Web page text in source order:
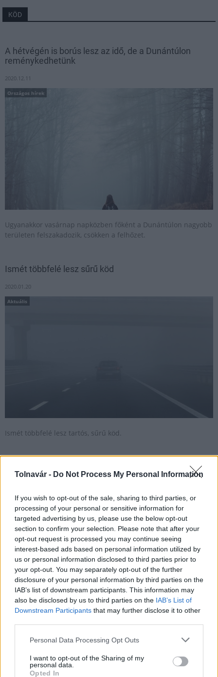
Tolnavár - Do Not Process My Personal Information
If you wish to opt-out of the sale, sharing to third parties, or
processing of your personal or sensitive information for
targeted advertising by us, please use the below opt-out
section to confirm your selection. Please note that after your
opt-out request is processed you may continue seeing
interest-based ads based on personal information utilized by
us or personal information disclosed to third parties prior to
your opt-out. You may separately opt-out of the further
disclosure of your personal information by third parties on the
IAB’s list of downstream participants. This information may
also be disclosed by us to third parties on the IAB’s List of
Downstream Participants that may further disclose it to other
Please note that this website/app uses one or more Google
not limited to your visit or usage behaviour. You may click to
grant or deny consent to Google and its third-party tags to
Personal Data Processing Opt Outs
I want to opt-out of the Sharing of my
personal data.
Opted In
KÖD
A hétvégén is borús lesz az idő, de a Dunántúlon
reménykedhetünk
2020.12.11
Országos hírek
Ugyanakkor vasárnap napközben főként a Dunántúlon nagyobb
területen felszakadozik, csökken a felhőzet.
Ismét többfelé lesz sűrű köd
2020.01.20
Aktuális
Ismét többfelé lesz tartós, sűrű köd.
Öt megyére tartós, sűrű köd veszélye miatt figyelmeztetést
adott ki hétfőre az Országos Meteorológiai Szolgálat (OMSZ).
Pest, Bács-Kiskun, Fejér, Nógrád és Tolna megyében a
látótávolság a köd idején csak pár száz méter lehet.
Tolna megyére is figyelmeztetést adtak ki a sűrű köd
miatt
2020.11.04
Helyi hírek